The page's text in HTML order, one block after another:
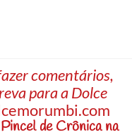
comentários,
para a Dolce
Pincel de Crônica na